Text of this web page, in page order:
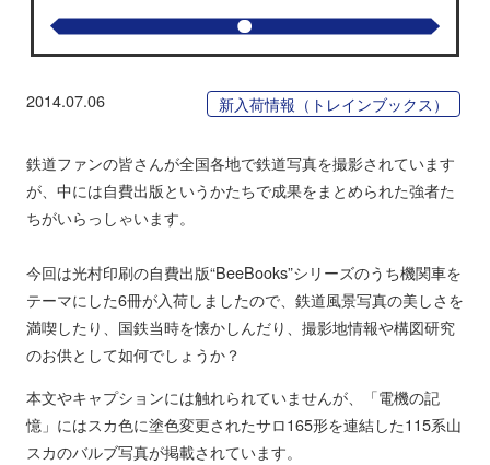
2014.07.06 新入荷情報（トレインブックス）
鉄道ファンの皆さんが全国各地で鉄道写真を撮影されています
が、中には自費出版というかたちで成果をまとめられた強者た
ちがいらっしゃいます。
今回は光村印刷の自費出版“BeeBooks”シリーズのうち機関車を
テーマにした6冊が入荷しましたので、鉄道風景写真の美しさを
満喫したり、国鉄当時を懐かしんだり、撮影地情報や構図研究
のお供として如何でしょうか？
本文やキャプションには触れられていませんが、「電機の記
憶」にはスカ色に塗色変更されたサロ165形を連結した115系山
スカのバルブ写真が掲載されています。